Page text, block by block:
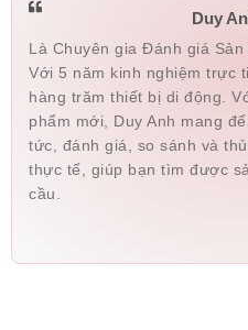
Duy
Là Chuyên gia Đánh giá
Với 5 năm kinh nghiệm trực
hàng trăm thiết bị di động.
phẩm mới, Duy Anh mang
tức, đánh giá, so sánh và
thực tế, giúp bạn tìm được
cầu.